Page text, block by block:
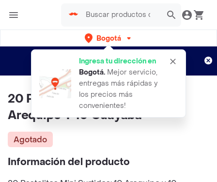
Bogotá
Ingresa tu dirección en
Bogotá. Mejor servicio,
entregas más rápidas y
los precios más
convenientes!
envíos gratis por semanas
Aplican TyC
20 Pasteles Mini Mixtos - 10
Arequipe Y 10 Guayaba
Agotado
Información del producto